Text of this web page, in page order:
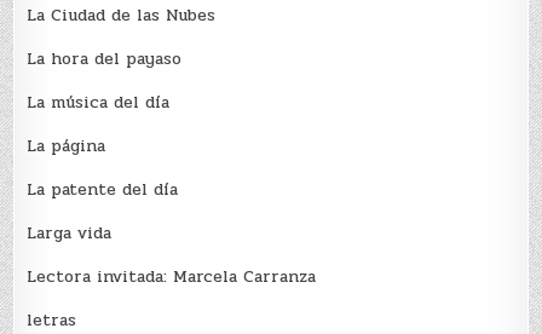
La Ciudad de las Nubes
La hora del payaso
La música del día
La página
La patente del día
Larga vida
Lectora invitada: Marcela Carranza
letras